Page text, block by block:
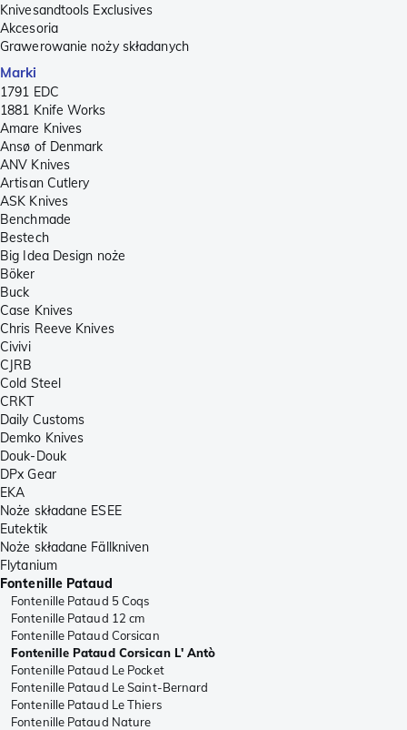
Knivesandtools Exclusives
Akcesoria
Grawerowanie noży składanych
Marki
1791 EDC
1881 Knife Works
Amare Knives
Ansø of Denmark
ANV Knives
Artisan Cutlery
ASK Knives
Benchmade
Bestech
Big Idea Design noże
Böker
Buck
Case Knives
Chris Reeve Knives
Civivi
CJRB
Cold Steel
CRKT
Daily Customs
Demko Knives
Douk-Douk
DPx Gear
EKA
Noże składane ESEE
Eutektik
Noże składane Fällkniven
Flytanium
Fontenille Pataud
Fontenille Pataud 5 Coqs
Fontenille Pataud 12 cm
Fontenille Pataud Corsican
Fontenille Pataud Corsican L' Antò
Fontenille Pataud Le Pocket
Fontenille Pataud Le Saint-Bernard
Fontenille Pataud Le Thiers
Fontenille Pataud Nature